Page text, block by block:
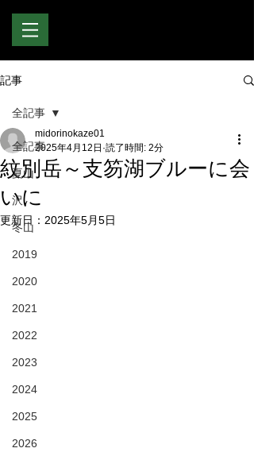
記事
全記事
夏山
沢
冬山
2019
2020
2021
2022
2023
2024
2025
2026
全記事
紋別岳～支笏湖ブルーに会
いに
midorinokaze01
2025年4月12日 読了時間: 2分
更新日： 2025年5月5日